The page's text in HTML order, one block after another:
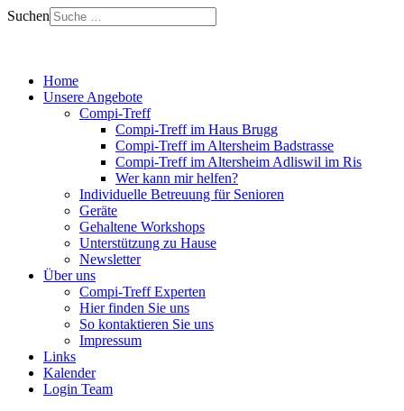
Suchen
Home
Unsere Angebote
Compi-Treff
Compi-Treff im Haus Brugg
Compi-Treff im Altersheim Badstrasse
Compi-Treff im Altersheim Adliswil im Ris
Wer kann mir helfen?
Individuelle Betreuung für Senioren
Geräte
Gehaltene Workshops
Unterstützung zu Hause
Newsletter
Über uns
Compi-Treff Experten
Hier finden Sie uns
So kontaktieren Sie uns
Impressum
Links
Kalender
Login Team